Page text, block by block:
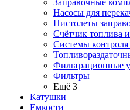
Заправочные
Насосы для
Пистолеты
Счётчик топлива
Системы контроля
Фильтрационные
Фильтры
Ещё 3
Катушки
Емкости